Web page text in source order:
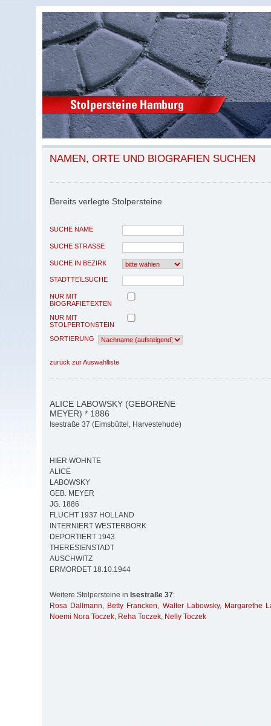
NAMEN, ORTE UND BIOGRAFIEN SUCHEN
Bereits verlegte Stolpersteine
SUCHE NAME
SUCHE STRASSE
SUCHE IN BEZIRK
STADTTEILSUCHE
NUR MIT
BIOGRAFIETEXTEN
NUR MIT
STOLPERTONSTEIN
SORTIERUNG
zurück zur Auswahlliste
ALICE LABOWSKY (GEBORENE
MEYER) * 1886
Isestraße 37 (Eimsbüttel, Harvestehude)
HIER WOHNTE
ALICE
LABOWSKY
GEB. MEYER
JG. 1886
FLUCHT 1937 HOLLAND
INTERNIERT WESTERBORK
DEPORTIERT 1943
THERESIENSTADT
AUSCHWITZ
ERMORDET 18.10.1944
Weitere Stolpersteine in Isestraße 37:
Rosa Dallmann, Betty Francken, Walter Labowsky, Margarethe
Noemi Nora Toczek, Reha Toczek, Nelly Toczek